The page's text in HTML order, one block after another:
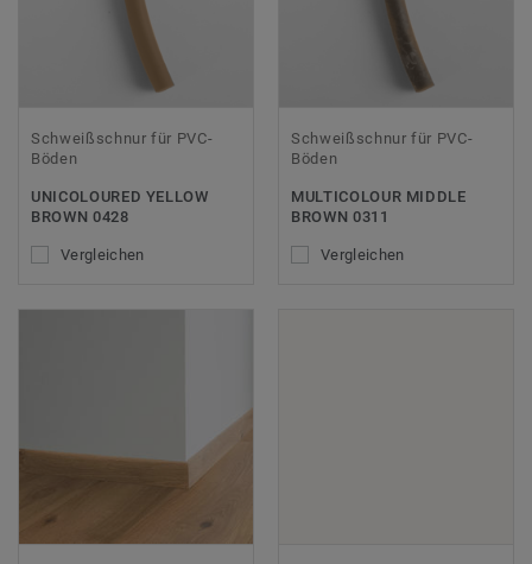
Schweißschnur für PVC-
Böden
UNICOLOURED YELLOW
BROWN 0428
Vergleichen
Schweißschnur für PVC-
Böden
MULTICOLOUR MIDDLE
BROWN 0311
Vergleichen